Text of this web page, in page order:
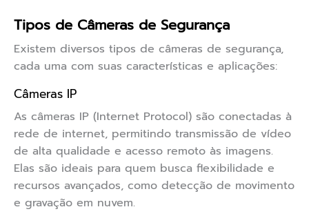
Tipos de Câmeras de Segurança
Existem diversos tipos de câmeras de segurança,
cada uma com suas características e aplicações:
Câmeras IP
As câmeras IP (Internet Protocol) são conectadas à
rede de internet, permitindo transmissão de vídeo
de alta qualidade e acesso remoto às imagens.
Elas são ideais para quem busca flexibilidade e
recursos avançados, como detecção de movimento
e gravação em nuvem.